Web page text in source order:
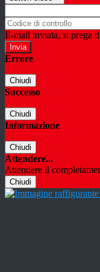
E-mail inviata, si prega
Errore
Chiudi
Successo
Chiudi
Informazione
Chiudi
Attendere...
Attendere il
Chiudi